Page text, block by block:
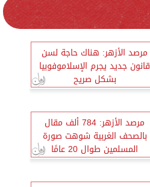
مرصد الأزهر: هناك حاجة لسن
قانون جديد يجرم الإسلاموفوبيا
بشكل صريح
مرصد الأزهر: 784 ألف مقال
بالصحف الغربية شوهت صورة
المسلمين طوال 20 عامًا